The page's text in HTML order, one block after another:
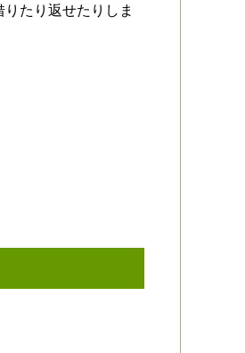
たり返せたりしま